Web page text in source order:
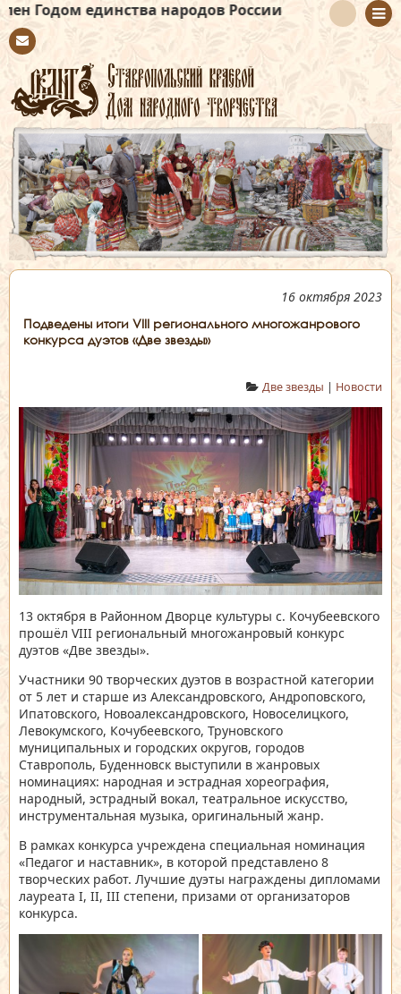
народов России
tact
16 октября 2023
Подведены итоги VIII регионального многожанрового
конкурса дуэтов «Две звезды»
Две звезды | Новости
13 октября в Районном Дворце культуры с. Кочубеевского
прошёл VIII региональный многожанровый конкурс
дуэтов «Две звезды».
Участники 90 творческих дуэтов в возрастной категории
от 5 лет и старше из Александровского, Андроповского,
Ипатовского, Новоалександровского, Новоселицкого,
Левокумского, Кочубеевского, Труновского
муниципальных и городских округов, городов
Ставрополь, Буденновск выступили в жанровых
номинациях: народная и эстрадная хореография,
народный, эстрадный вокал, театральное искусство,
инструментальная музыка, оригинальный жанр.
В рамках конкурса учреждена специальная номинация
«Педагог и наставник», в которой представлено 8
творческих работ. Лучшие дуэты награждены дипломами
лауреата I, II, III степени, призами от организаторов
конкурса.